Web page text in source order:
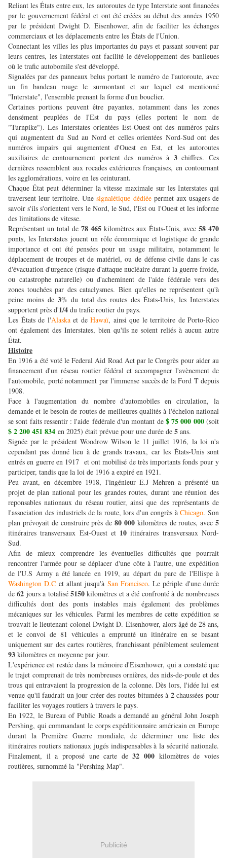
Reliant les États entre eux, les autoroutes de type Interstate sont financées
par le gouvernement fédéral et ont été créées au début des années 1950
par le président Dwight D. Eisenhower, afin de faciliter les échanges
commerciaux et les déplacements entre les États de l'Union.
Connectant les villes les plus importantes du pays et passant souvent par
leurs centres, les Interstates ont facilité le développement des banlieues
où le trafic autobomile s'est développé.
Signalées par des panneaux belus portant le numéro de l'autoroute, avec
un fin bandeau rouge le surmontant et sur lequel est mentionné
"Interstate", l'ensemble prenant la forme d'un bouclier.
Certaines portions peuvent être payantes, notamment dans les zones
densément peuplées de l'Est du pays (elles portent le nom de
"Turnpike"). Les Interstates orientées Est-Ouest ont des numéros pairs
qui augmentent du Sud au Nord et celles orientées Nord-Sud ont des
numéros impairs qui augmentent d'Ouest en Est, et les autoroutes
auxiliaires de contournement portent des numéros à 3chiffres. Ces
dernières ressemblent aux rocades extérieures françaises, en contournant
les agglomérations, voire en les ceinturant.
Chaque État peut déterminer la vitesse maximale sur les Interstates qui
traversent leur territoire. Unesignalétique dédiéepermet aux usagers de
savoir s'ils s'orientent vers le Nord, le Sud, l'Est ou l'Ouest et les informe
des limitations de vitesse.
Représentant un total de 78 465 kilomètres aux États-Unis, avec 58 470
ponts, les Interstates jouent un rôle économique et logistique de grande
importance et ont été pensées pour un usage militaire, notamment le
déplacement de troupes et de matériel, ou de défense civile dans le cas
d'évacuation d'urgence (risque d'attaque nucléaire durant la guerre froide,
ou catastrophe naturelle) ou d'acheminent de l'aide fédérale vers des
zones touchées par des cataclysmes. Bien qu'elles ne représentent qu'à
peine moins de 3% du total des routes des États-Unis, les Interstates
supportent près d'1/4 du trafic routier du pays.
Les États de l'Alaskaet de Hawaï, ainsi que le territoire de Porto-Rico
ont également des Interstates, bien qu'ils ne soient reliés à aucun autre
État.
Histoire
En 1916 a été voté le Federal Aid Road Act par le Congrès pour aider au
financement d'un réseau routier fédéral et accompagner l'avènement de
l'automobile, porté notamment par l'immense succès de la Ford T depuis
1908.
Face à l'augmentation du nombre d'automobiles en circulation, la
demande et le besoin de routes de meilleures qualités à l'échelon national
se sont faits ressentir : l'aide fédérale d'un montant de $ 75 000 000(soit
$ 2 200 451 834 en 2025) était prévue pour une durée de 5 ans.
Signée par le président Woodrow Wilson le 11 juillet 1916, la loi n'a
cependant pas donné lieu à de grands travaux, car les États-Unis sont
entrés en guerre en 1917 et ont mobilisé de très importants fonds pour y
participer, tandis que la loi de 1916 a expiré en 1921.
Peu avant, en décembre 1918, l'ingénieur E.J Mehren a présenté un
projet de plan national pour les grandes routes, durant une réunion des
reponsables nationaux du réseau routier, ainsi que des représentants de
l'association des industriels de la route, lors d'un congrès àChicago. Son
plan prévoyait de construire près de 80 000kilomètres de routes, avec5
itinéraires transversaux Est-Ouest et 10itinéraires transversaux Nord-
Sud.
Afin de mieux comprendre les éventuelles difficultés que pourrait
rencontrer l'armée pour se déplacer d'une côte à l'autre, une expédition
de l'U.S Army a été lancée en 1919, au départ du parc de l'Ellispe à
Washington D.C et allant jusqu'à San Francisco. Le périple d'une durée
de62 jours a totalisé 5150kilomètres et a été confronté à de nombreuses
difficultés dont des ponts instables mais également des problèmes
mécaniques sur les véhicules. Parmi les membres de cette expédition se
trouvait le lieutenant-colonel Dwight D. Eisenhower, alors âgé de 28 ans,
et le convoi de 81 véhicules a emprunté un itinéraire en se basant
uniquement sur des cartes routières, franchissant péniblement seulement
93 kilomètres en moyenne par jour.
L'expérience est restée dans la mémoire d'Eisenhower, qui a constaté que
le trajet comprenait de très nombreuses ornières, des nids-de-poule et des
trous qui entravaient la progression de la colonne. Dès lors, l'idée lui est
venue qu'il faudrait un jour créer des routes bitumées à 2chaussées pour
faciliter les voyages routiers à travers le pays.
En 1922, le Bureau of Public Roads a demandé au général John Joseph
Pershing, qui commandant le corps expéditionnaire américain en Europe
durant la Première Guerre mondiale, de déterminer une liste des
itinéraires routiers nationaux jugés indispensables à la sécurité nationale.
Finalement, il a proposé une carte de32 000 kilomètres de voies
routières, surnommé la "Pershing Map".
Publicité